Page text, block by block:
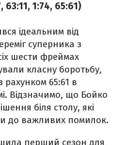
63:11, 1:74, 65:61)
ідеальним від
суперника з
шести фреймах
класну боротьбу,
рахунком 65:61 в
Відзначимо, що Бойко
біля столу, які
до важливих помилок.
перший сезон для